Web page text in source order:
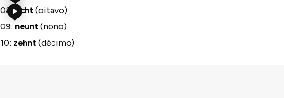
08:acht(oitavo)
09: neunt(nono)
10: zehnt(décimo)